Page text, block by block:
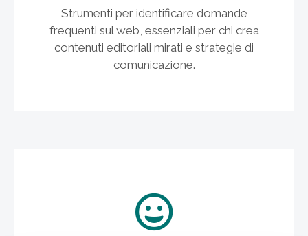
Strumenti per identificare domande
frequenti sul web, essenziali per chi crea
contenuti editoriali mirati e strategie di
comunicazione.